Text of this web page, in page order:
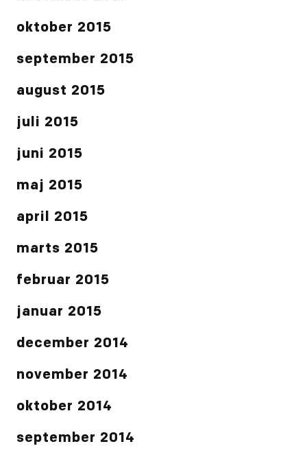
oktober 2015
september 2015
august 2015
juli 2015
juni 2015
maj 2015
april 2015
marts 2015
februar 2015
januar 2015
december 2014
november 2014
oktober 2014
september 2014